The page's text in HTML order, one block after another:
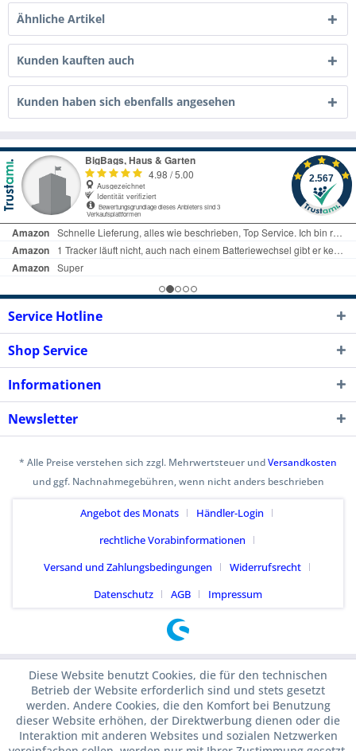
Ähnliche Artikel
Kunden kauften auch
Kunden haben sich ebenfalls angesehen
Service Hotline
Shop Service
Informationen
Newsletter
* Alle Preise verstehen sich zzgl. Mehrwertsteuer undVersandkosten
und ggf. Nachnahmegebühren, wenn nicht anders beschrieben
Angebot des Monats
Händler-Login
rechtliche Vorabinformationen
Versand und Zahlungsbedingungen
Widerrufsrecht
Datenschutz
AGB Impressum
Diese Website benutzt Cookies, die für den technischen
Betrieb der Website erforderlich sind und stets gesetzt
werden. Andere Cookies, die den Komfort bei Benutzung
dieser Website erhöhen, der Direktwerbung dienen oder die
Interaktion mit anderen Websites und sozialen Netzwerken